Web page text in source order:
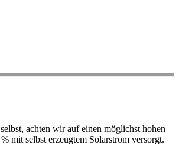
achten wir auf einen möglichst hohen
mit selbst erzeugtem Solarstrom versorgt.